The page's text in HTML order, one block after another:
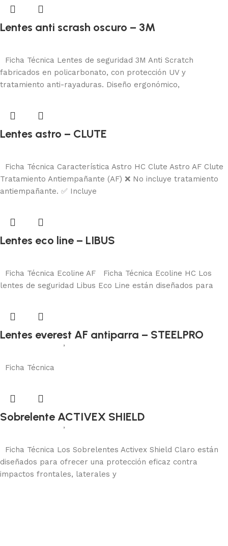
Lentes anti scrash oscuro – 3M
Ficha Técnica Lentes de seguridad 3M Anti Scratch
fabricados en policarbonato, con protección UV y
tratamiento anti-rayaduras. Diseño ergonómico,
Lentes astro – CLUTE
Ficha Técnica Característica Astro HC Clute Astro AF Clute
Tratamiento Antiempañante (AF) ❌ No incluye tratamiento
antiempañante. ✅ Incluye
Lentes eco line – LIBUS
Ficha Técnica Ecoline AF Ficha Técnica Ecoline HC Los
lentes de seguridad Libus Eco Line están diseñados para
Lentes everest AF antiparra – STEELPRO
,
Ficha Técnica
Sobrelente ACTIVEX SHIELD
,
Ficha Técnica Los Sobrelentes Activex Shield Claro están
diseñados para ofrecer una protección eficaz contra
impactos frontales, laterales y